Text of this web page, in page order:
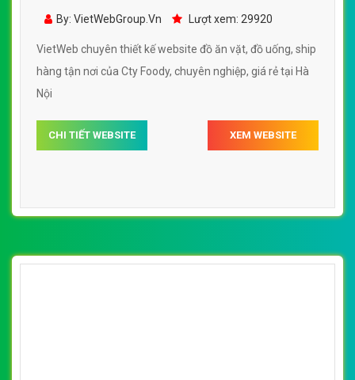
uống, ship hàng tận nơi của Cty Foody
By: VietWebGroup.Vn Lượt xem: 29920
VietWeb chuyên thiết kế website đồ ăn vặt, đồ uống, ship
hàng tận nơi của Cty Foody, chuyên nghiệp, giá rẻ tại Hà
Nội
CHI TIẾT WEBSITE XEM WEBSITE